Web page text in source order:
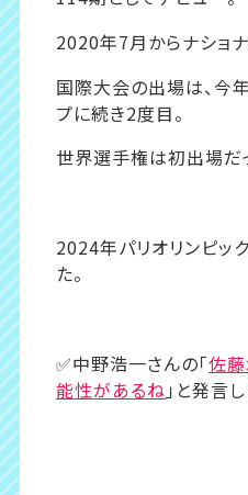
2020年7月からナショ
国際大会の出場は、今
プに続き2度目。
世界選手権は初出場だ
2024年パリオリンピッ
た。
✅中野浩一さんの「佐
能性があるね 」と発言